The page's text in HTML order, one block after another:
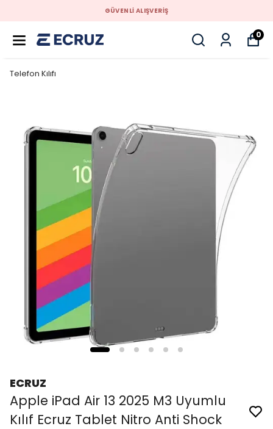
GÜVENLİ ALIŞVERİŞ
0
Telefon Kılıfı
ECRUZ
Apple iPad Air 13 2025 M3 Uyumlu
Kılıf Ecruz Tablet Nitro Anti Shock